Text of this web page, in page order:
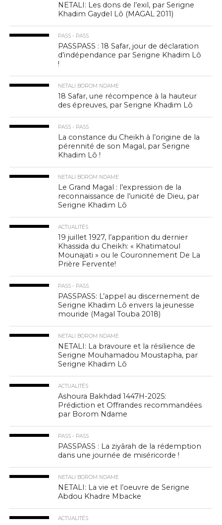
NETALI: Les dons de l’exil, par Serigne
Khadim Gaydel Lô (MAGAL 2011)
PASS - PASS
PASSPASS : 18 Safar, jour de déclaration
d’indépendance par Serigne Khadim Lô
!
NETALI BOROM NDAME
18 Safar, une récompence à la hauteur
des épreuves, par Serigne Khadim Lô
PASS - PASS
La constance du Cheikh à l’origine de la
pérennité de son Magal, par Serigne
Khadim Lô !
NETALI BOROM NDAME
Le Grand Magal : l’expression de la
reconnaissance de l’unicité de Dieu, par
Serigne Khadim Lô
ACTUALITÉS
19 juillet 1927, l’apparition du dernier
Khassida du Cheikh: « Khatimatoul
Mounajati » ou le Couronnement De La
Prière Fervente!
PASS - PASS
PASSPASS: L’appel au discernement de
Serigne Khadim Lô envers la jeunesse
mouride (Magal Touba 2018)
NETALI BOROM NDAME
NETALI: La bravoure et la résilience de
Serigne Mouhamadou Moustapha, par
Serigne Khadim Lô
ACTUALITÉS
Ashoura Bakhdad 1447H-2025:
Prédiction et Offrandes recommandées
par Borom Ndame
PASS - PASS
PASSPASS : La ziyârah de la rédemption
dans une journée de miséricorde !
NETALI BOROM NDAME
NETALI: La vie et l’oeuvre de Serigne
Abdou Khadre Mbacke
ACTUALITÉS